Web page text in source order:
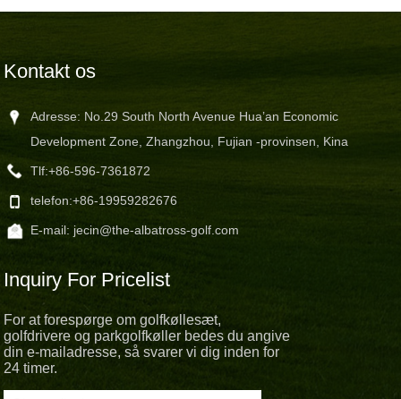
Kontakt os
Adresse: No.29 South North Avenue Hua’an Economic
Development Zone, Zhangzhou, Fujian -provinsen, Kina
Tlf:+86-596-7361872
telefon:+86-19959282676
E-mail: jecin@the-albatross-golf.com
Inquiry For Pricelist
For at forespørge om golfkøllesæt,
golfdrivere og parkgolfkøller bedes du angive
din e-mailadresse, så svarer vi dig inden for
24 timer.